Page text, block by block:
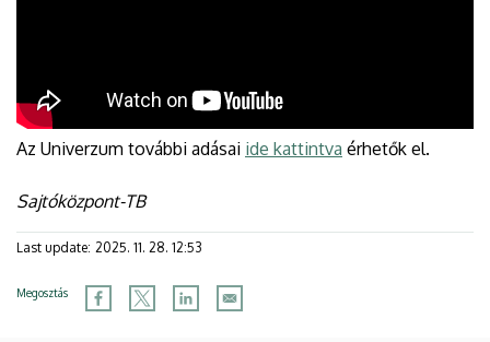
Az Univerzum további adásai ide kattintva érhetők el.
Sajtóközpont-TB
Last update: 2025. 11. 28. 12:53
Megosztás